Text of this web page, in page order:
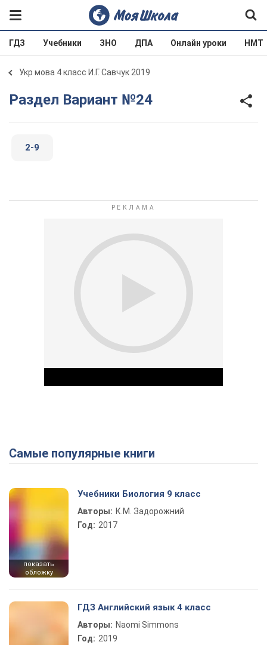
ГДЗ Учебники ЗНО ДПА Онлайн уроки НМТ
Укр мова 4 класс И.Г. Савчук 2019
Раздел Вариант №24
2-9
Play Video
Самые популярные книги
показать
обложку
Учебники Биология 9 класс
Авторы: К.М. Задорожний
Год: 2017
ГДЗ Английский язык 4 класс
Авторы: Naomi Simmons
Год: 2019